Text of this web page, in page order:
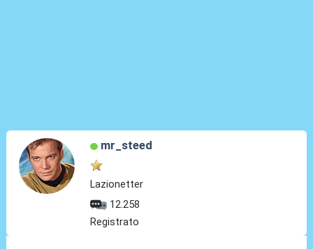
mr_steed
Lazionetter
12.258
Registrato